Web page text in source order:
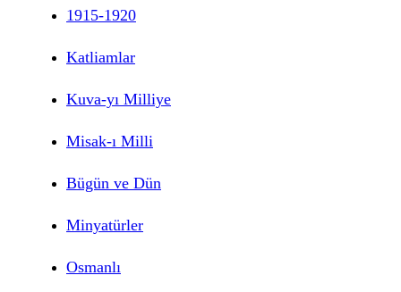
1915-1920
Katliamlar
Kuva-yı Milliye
Misak-ı Milli
Bügün ve Dün
Minyatürler
Osmanlı